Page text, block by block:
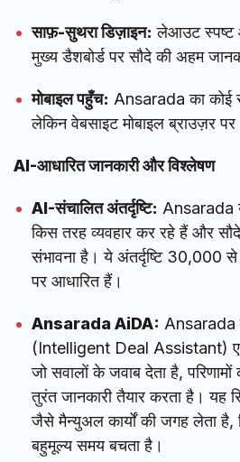
साफ़-सुथरा डिज़ाइन: लेआउट स्पष्ट
मुख्य डैशबोर्ड पर सौदे की अहम
मोबाइल पहुँच: Ansarada का कोई
लेकिन वेबसाइट मोबाइल ब्राउज़र
AI-आधारित जानकारी और विश्लेषण
AI-संचालित अंतर्दृष्टि: Ansarada
किस तरह व्यवहार कर रहे हैं और
संभावना है। ये अंतर्दृष्टि 30,000
पर आधारित हैं।
Ansarada AiDA: Ansarada
(Intelligent Deal Assistant)
जो सवालों के जवाब देता है, परिणामों
तुरंत जानकारी तैयार करता है। यह
जैसे मैन्युअल कार्यों की जगह लेता है,
बहुमूल्य समय बचता है।